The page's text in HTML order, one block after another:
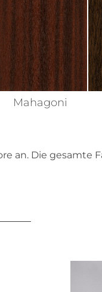
Mahagoni
an. Die gesamte